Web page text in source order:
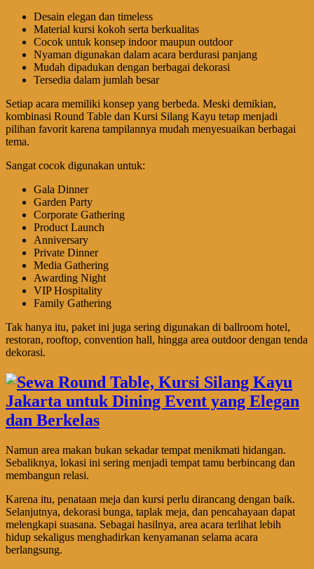
Desain elegan dan timeless
Material kursi kokoh serta berkualitas
Cocok untuk konsep indoor maupun outdoor
Nyaman digunakan dalam acara berdurasi panjang
Mudah dipadukan dengan berbagai dekorasi
Tersedia dalam jumlah besar
Setiap acara memiliki konsep yang berbeda. Meski demikian,
kombinasi Round Table dan Kursi Silang Kayu tetap menjadi
pilihan favorit karena tampilannya mudah menyesuaikan berbagai
tema.
Sangat cocok digunakan untuk:
Gala Dinner
Garden Party
Corporate Gathering
Product Launch
Anniversary
Private Dinner
Media Gathering
Awarding Night
VIP Hospitality
Family Gathering
Tak hanya itu, paket ini juga sering digunakan di ballroom hotel,
restoran, rooftop, convention hall, hingga area outdoor dengan tenda
dekorasi.
Namun area makan bukan sekadar tempat menikmati hidangan.
Sebaliknya, lokasi ini sering menjadi tempat tamu berbincang dan
membangun relasi.
Karena itu, penataan meja dan kursi perlu dirancang dengan baik.
Selanjutnya, dekorasi bunga, taplak meja, dan pencahayaan dapat
melengkapi suasana. Sebagai hasilnya, area acara terlihat lebih
hidup sekaligus menghadirkan kenyamanan selama acara
berlangsung.